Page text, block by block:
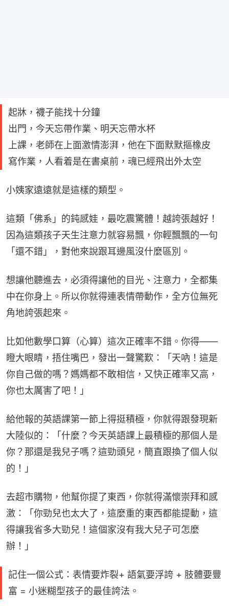
起牀，襪子能找十分鐘
出門，今天忘帶作業、明天忘帶水杯
上課，老師在上面激情澎湃，他在下面默默摳橡皮
寫作業，人看着是在書桌前，魂已經飛出外太空
小姨家遠遠就是這樣的類型。
這類「佛系」的鈍感娃，最吃震驚體！越誇張越好！
因為這類孩子天生注意力就容易飄，你輕飄飄的一句
「還不錯」，對他來說跟耳邊風沒什麼區別。
想讓他聽進去，必須得讓他的目光、注意力，全都集
中在你身上。所以你就得連表情帶動作，全方位無死
角地誇張起來。
比如他數學口算（心算）這次正確率不錯。你得——
瞪大眼睛，捂住嘴巴，發出一聲驚歎：「天吶！這是
你自己做的嗎？媽媽都不敢相信，又快正確率又高，
你也太厲害了吧！」
給他報的英語課第一節上得挺積極，你就得跟發現新
大陸似的：「什麼？今天英語課上最積極的那個人是
你？那還是我兒子嗎？這勁頭兒，簡直跟換了個人似
的！」
去超市購物，他幫你提了東西，你就得滿懷崇拜和感
激：「你勁兒也太大了，這麼重的東西都能提動，這
得讓我省多大勁兒！這個家沒有我大兒子可怎麼
辦！」
記住一個公式：表情要炸裂+ 語氣要浮誇 + 肢體要豐
富 = 小迷糊型孩子的最佳誇法。